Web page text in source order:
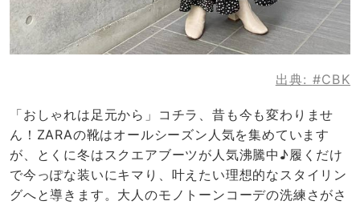
出典: #CBK
「おしゃれは足元から」コチラ、昔も今も変わりませ
ん！ZARAの靴はオールシーズン人気を集めています
が、とくに冬はスクエアブーツが人気沸騰中♪履くだけ
で今っぽな装いにキマり、叶えたい理想的なスタイリン
グへと導きます。大人のモノトーンコーデの洗練さがさ